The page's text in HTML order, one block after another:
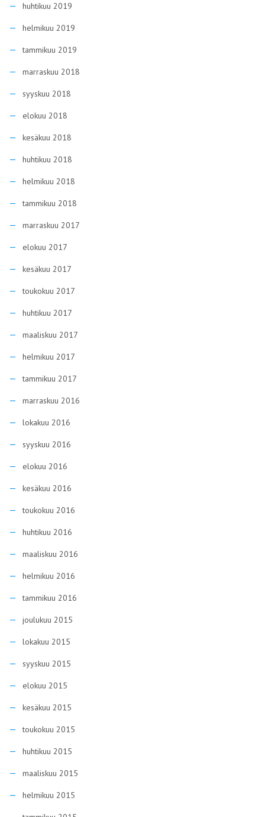
huhtikuu 2019
helmikuu 2019
tammikuu 2019
marraskuu 2018
syyskuu 2018
elokuu 2018
kesäkuu 2018
huhtikuu 2018
helmikuu 2018
tammikuu 2018
marraskuu 2017
elokuu 2017
kesäkuu 2017
toukokuu 2017
huhtikuu 2017
maaliskuu 2017
helmikuu 2017
tammikuu 2017
marraskuu 2016
lokakuu 2016
syyskuu 2016
elokuu 2016
kesäkuu 2016
toukokuu 2016
huhtikuu 2016
maaliskuu 2016
helmikuu 2016
tammikuu 2016
joulukuu 2015
lokakuu 2015
syyskuu 2015
elokuu 2015
kesäkuu 2015
toukokuu 2015
huhtikuu 2015
maaliskuu 2015
helmikuu 2015